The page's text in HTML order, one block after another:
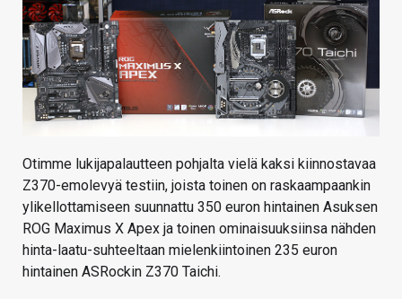
VAIHDA TEEMA
HAKU
Otimme lukijapalautteen pohjalta vielä kaksi kiinnostavaa
Z370-emolevyä testiin, joista toinen on raskaampaankin
ylikellottamiseen suunnattu 350 euron hintainen Asuksen
ROG Maximus X Apex ja toinen ominaisuuksiinsa nähden
hinta-laatu-suhteeltaan mielenkiintoinen 235 euron
hintainen ASRockin Z370 Taichi.